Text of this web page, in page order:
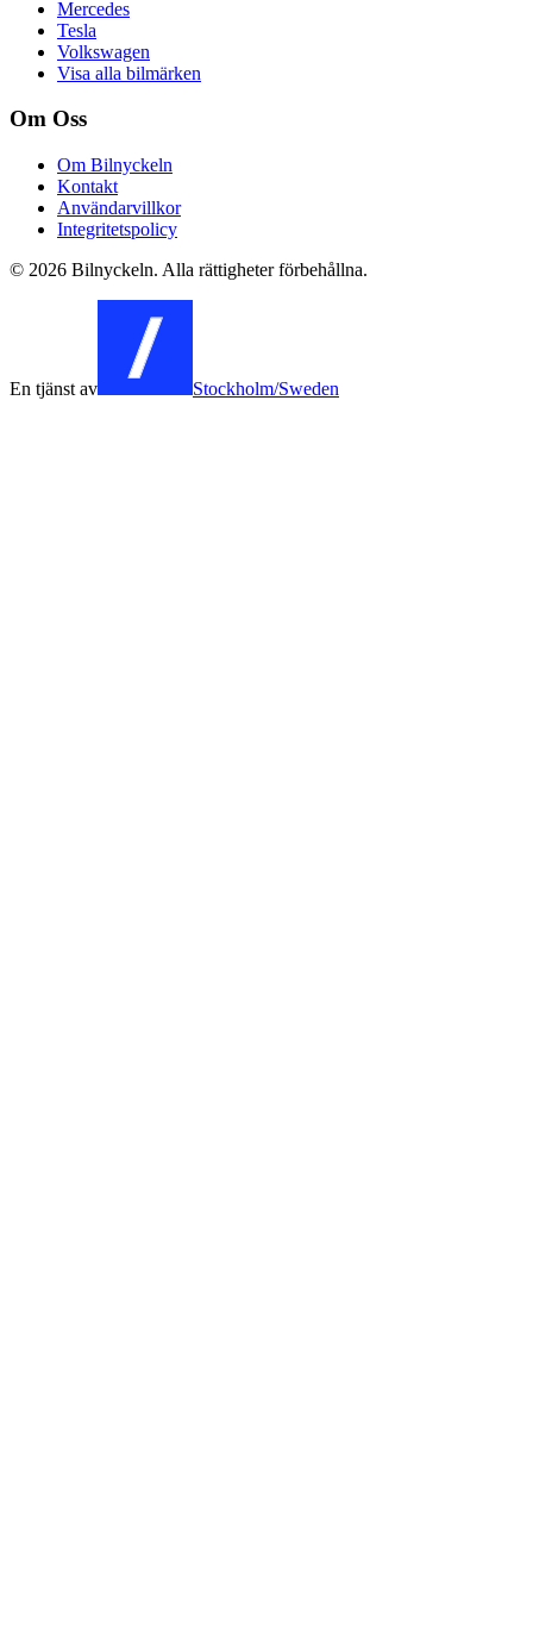
Mercedes
Tesla
Volkswagen
Visa alla bilmärken
Om Oss
Om Bilnyckeln
Kontakt
Användarvillkor
Integritetspolicy
© 2026 Bilnyckeln. Alla rättigheter förbehållna.
En tjänst av Stockholm/Sweden